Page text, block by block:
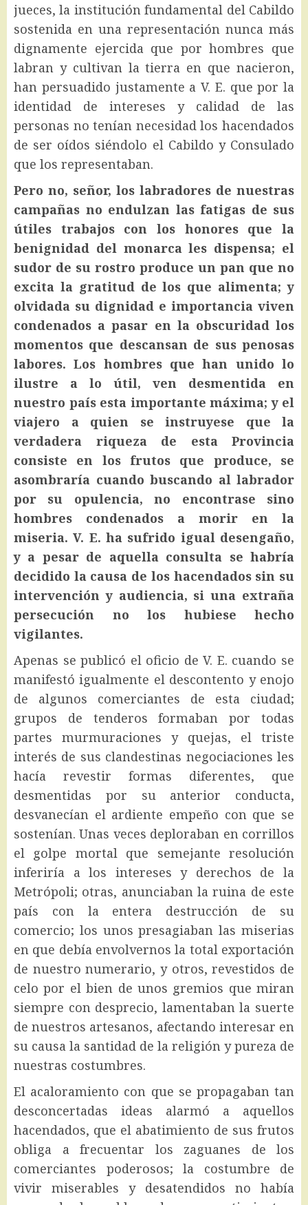
jueces, la institución fundamental del Cabildo
sostenida en una representación nunca más
dignamente ejercida que por hombres que
labran y cultivan la tierra en que nacieron,
han persuadido justamente a V. E. que por la
identidad de intereses y calidad de las
personas no tenían necesidad los hacendados
de ser oídos siéndolo el Cabildo y Consulado
que los representaban.
Pero no, señor, los labradores de nuestras
campañas no endulzan las fatigas de sus
útiles trabajos con los honores que la
benignidad del monarca les dispensa; el
sudor de su rostro produce un pan que no
excita la gratitud de los que alimenta; y
olvidada su dignidad e importancia viven
condenados a pasar en la obscuridad los
momentos que descansan de sus penosas
labores. Los hombres que han unido lo
ilustre a lo útil, ven desmentida en
nuestro país esta importante máxima; y el
viajero a quien se instruyese que la
verdadera riqueza de esta Provincia
consiste en los frutos que produce, se
asombraría cuando buscando al labrador
por su opulencia, no encontrase sino
hombres condenados a morir en la
miseria. V. E. ha sufrido igual desengaño,
y a pesar de aquella consulta se habría
decidido la causa de los hacendados sin su
intervención y audiencia, si una extraña
persecución no los hubiese hecho
vigilantes.
Apenas se publicó el oficio de V. E. cuando se
manifestó igualmente el descontento y enojo
de algunos comerciantes de esta ciudad;
grupos de tenderos formaban por todas
partes murmuraciones y quejas, el triste
interés de sus clandestinas negociaciones les
hacía revestir formas diferentes, que
desmentidas por su anterior conducta,
desvanecían el ardiente empeño con que se
sostenían. Unas veces deploraban en corrillos
el golpe mortal que semejante resolución
inferiría a los intereses y derechos de la
Metrópoli; otras, anunciaban la ruina de este
país con la entera destrucción de su
comercio; los unos presagiaban las miserias
en que debía envolvernos la total exportación
de nuestro numerario, y otros, revestidos de
celo por el bien de unos gremios que miran
siempre con desprecio, lamentaban la suerte
de nuestros artesanos, afectando interesar en
su causa la santidad de la religión y pureza de
nuestras costumbres.
El acaloramiento con que se propagaban tan
desconcertadas ideas alarmó a aquellos
hacendados, que el abatimiento de sus frutos
obliga a frecuentar los zaguanes de los
comerciantes poderosos; la costumbre de
vivir miserables y desatendidos no había